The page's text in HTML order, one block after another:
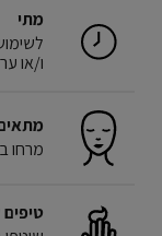
מתי
ו/או
מרחו